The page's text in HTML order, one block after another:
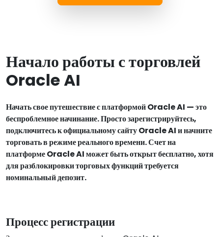
Начало работы с торговлей
Oracle AI
Начать свое путешествие с платформой Oracle AI — это
беспроблемное начинание. Просто зарегистрируйтесь,
подключитесь к официальному сайту Oracle AI и начните
торговать в режиме реального времени. Счет на
платформе Oracle AI может быть открыт бесплатно, хотя
для разблокировки торговых функций требуется
номинальный депозит.
Процесс регистрации